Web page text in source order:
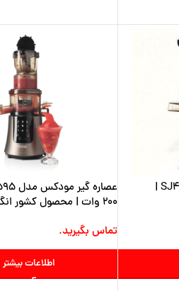
عصاره گیر مودکس مدل SJ495 |
200 وات | محصول کشور انگلیس
تماس بگیرید.
اطلاعات بیشتر